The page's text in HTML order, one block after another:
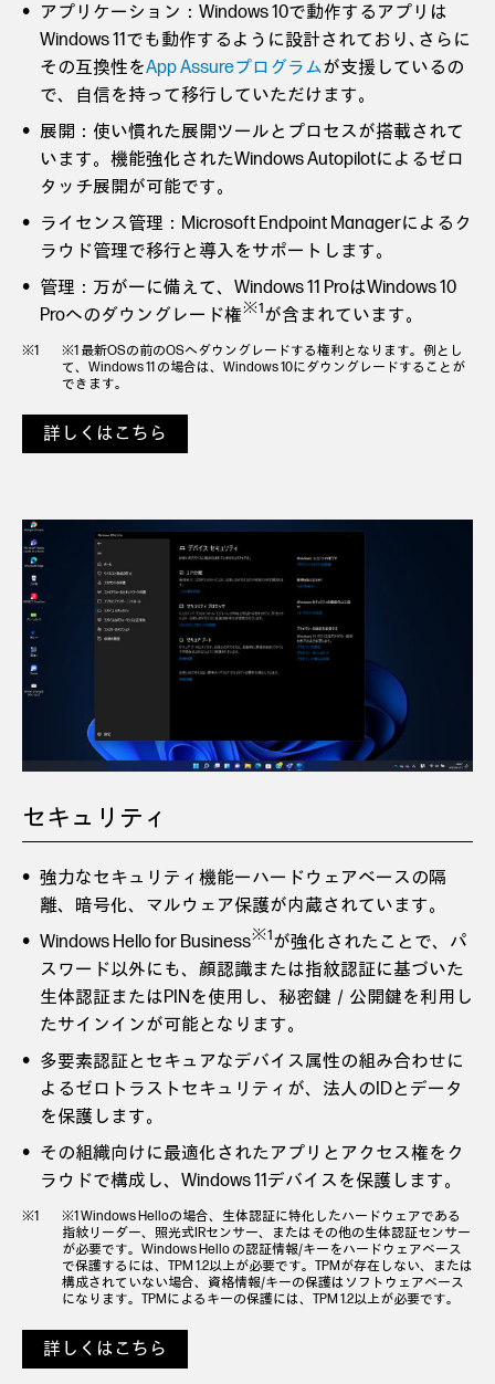
アプリケーション：Windows 10で動作するアプリは
Windows 11でも動作するように設計されており､さらに
その互換性をApp Assureプログラムが支援しているの
で、自信を持って移行していただけます。
展開：使い慣れた展開ツールとプロセスが搭載されて
います。機能強化されたWindows Autopilotによるゼロ
タッチ展開が可能です。
ライセンス管理：Microsoft Endpoint Managerによるク
ラウド管理で移行と導入をサポートします。
管理：万が一に備えて、Windows 11 ProはWindows 10
Proへのダウングレード権※1が含まれています。
※1 最新OSの前のOSへダウングレードする権利となります。例とし
て、Windows 11 の場合は、Windows 10にダウングレードすることが
できます。
詳しくはこちら
セキュリティ
強力なセキュリティ機能ーハードウェアベースの隔
離、暗号化、マルウェア保護が内蔵されています。
Windows Hello for Business※1が強化されたことで、パ
スワード以外にも、顔認識または指紋認証に基づいた
生体認証またはPINを使用し、秘密鍵／公開鍵を利用し
たサインインが可能となります。
多要素認証とセキュアなデバイス属性の組み合わせに
よるゼロトラストセキュリティが、法人のIDとデータ
を保護します。
その組織向けに最適化されたアプリとアクセス権をク
ラウドで構成し、Windows 11デバイスを保護します。
※1 Windows Helloの場合、生体認証に特化したハードウェアである
指紋リーダー、照光式IRセンサー、またはその他の生体認証センサー
が必要です。Windows Hello の認証情報/キーをハードウェアベース
で保護するには、TPM 1.2以上が必要です。TPMが存在しない、または
構成されていない場合、資格情報/キーの保護はソフトウェアベース
になります。TPMによるキーの保護には、TPM 1.2以上が必要です。
詳しくはこちら